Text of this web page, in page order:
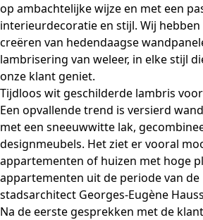
op ambachtelijke wijze en met een
interieurdecoratie en stijl. Wij
creëren van hedendaagse
lambrisering van weleer, in elke stijl
onze klant geniet.
Tijdloos wit geschilderde lambris
Een opvallende trend is versierd
met een sneeuwwitte lak,
designmeubels. Het ziet er vooral
appartementen of huizen met hoge
appartementen uit de periode van de
stadsarchitect Georges-Eugène
Na de eerste gesprekken met de